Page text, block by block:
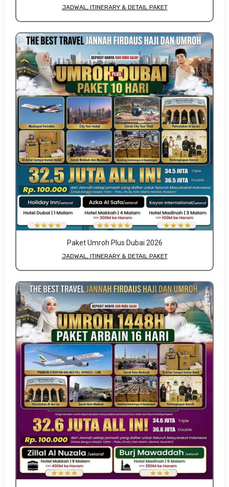
JADWAL, ITINERARY & DETAIL PAKET
Paket Umroh Plus Dubai 2026
JADWAL, ITINERARY & DETAIL PAKET